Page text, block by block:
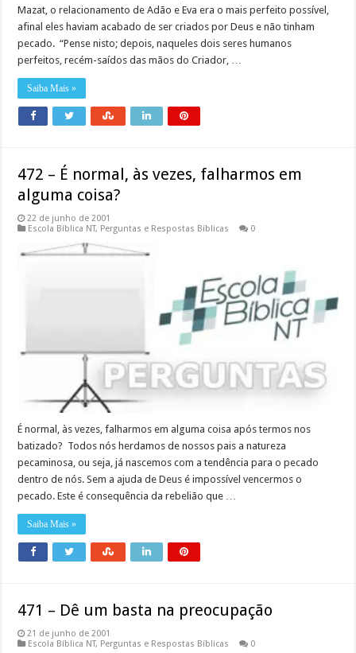
Mazat, o relacionamento de Adão e Eva era o mais perfeito possível,
afinal eles haviam acabado de ser criados por Deus e não tinham
pecado. “Pense nisto; depois, naqueles dois seres humanos
perfeitos, recém-saídos das mãos do Criador, …
Saiba Mais »
472 – É normal, às vezes, falharmos em
alguma coisa?
22 de junho de 2001
Escola Bíblica NT, Perguntas e Respostas Bíblicas 0
É normal, às vezes, falharmos em alguma coisa após termos nos
batizado? Todos nós herdamos de nossos pais a natureza
pecaminosa, ou seja, já nascemos com a tendência para o pecado
dentro de nós. Sem a ajuda de Deus é impossível vencermos o
pecado. Este é consequência da rebelião que …
Saiba Mais »
471 – Dê um basta na preocupação
21 de junho de 2001
Escola Bíblica NT, Perguntas e Respostas Bíblicas 0